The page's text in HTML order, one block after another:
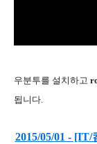
우분투를 설치하고
됩니다.
2015/05/01 -